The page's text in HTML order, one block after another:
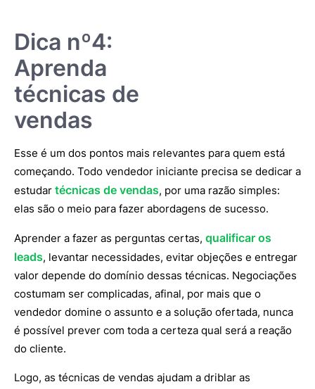
Dica nº4:
Aprenda
técnicas de
vendas
Esse é um dos pontos mais relevantes para quem está
começando. Todo vendedor iniciante precisa se dedicar a
estudar técnicas de vendas, por uma razão simples:
elas são o meio para fazer abordagens de sucesso.
Aprender a fazer as perguntas certas, qualificar os
leads, levantar necessidades, evitar objeções e entregar
valor depende do domínio dessas técnicas. Negociações
costumam ser complicadas, afinal, por mais que o
vendedor domine o assunto e a solução ofertada, nunca
é possível prever com toda a certeza qual será a reação
do cliente.
Logo, as técnicas de vendas ajudam a driblar as